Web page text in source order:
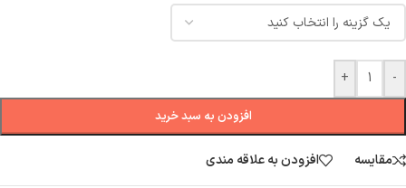
-
+
افزودن به سبد خرید
مقایسه افزودن به علاقه مندی